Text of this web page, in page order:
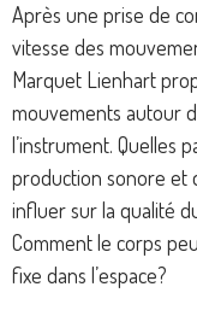
Après une prise de
vitesse des
Marquet Lienhart
mouvements autour
l’instrument. Quelles
production sonore et
influer sur la qualité
Comment le corps
fixe dans l’espace?